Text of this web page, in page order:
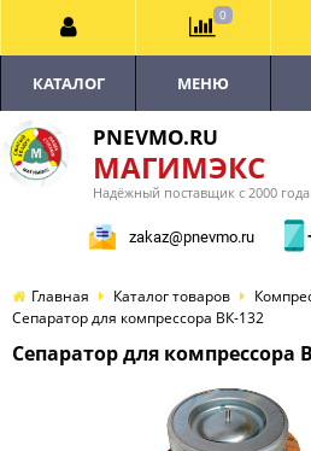
PNEVMO.RU
МАГИМЭКС
Надёжный поставщик с 2000 года
zakaz@pnevmo.ru
КАТАЛОГ МЕНЮ
Главная Каталог товаров
Сепаратор для компрессора ВК-132
Сепаратор для компрессора
0